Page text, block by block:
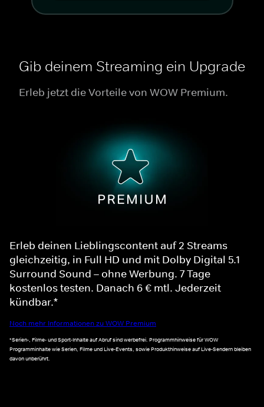
Gib deinem Streaming ein Upgrade
Erleb jetzt die Vorteile von WOW Premium.
Erleb deinen Lieblingscontent auf 2 Streams
gleichzeitig, in Full HD und mit Dolby Digital 5.1
Surround Sound – ohne Werbung. 7 Tage
kostenlos testen. Danach 6 € mtl. Jederzeit
kündbar.*
Noch mehr Informationen zu WOW Premium
*Serien-, Filme- und Sport-Inhalte auf Abruf sind werbefrei. Programmhinweise für WOW
Programminhalte wie Serien, Filme und Live-Events, sowie Produkthinweise auf Live-Sendern bleiben
davon unberührt.